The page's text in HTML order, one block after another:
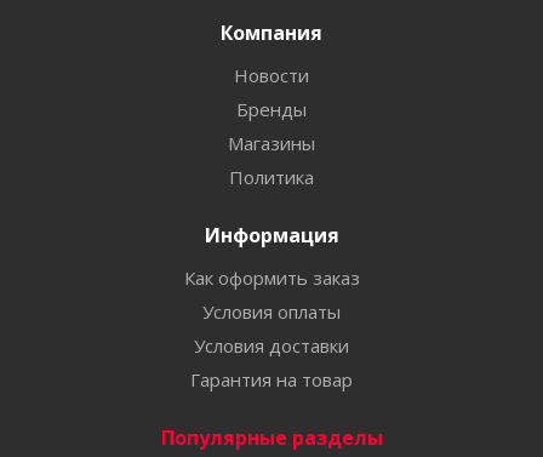
Компания
Новости
Бренды
Магазины
Политика
Информация
Как оформить заказ
Условия оплаты
Условия доставки
Гарантия на товар
Популярные разделы